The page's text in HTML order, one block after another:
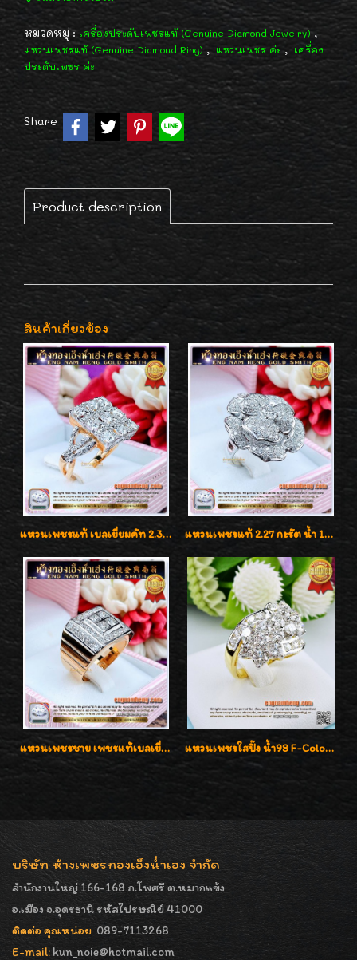
หมวดหมู่ : เครื่องประดับเพชรแท้ (Genuine Diamond Jewelry),
แหวนเพชรแท้ (Genuine Diamond Ring) , แหวนเพชร ค่ะ , เครื่อง
ประดับเพชร ค่ะ
Share
Product description
สินค้าเกี่ยวข้อง
แหวนเพชรแท้ เบลเยี่ยมคัท 2.39 กะรัต น้ำ 98 F-Color/VVS ดีไซน์หน้ากว้างหรูเต็มนิ้ว แหวนเพชรแท้ 2.27 กะรัต น้ำ 100% เบลเยี่ยมคัท ลวดลายดอกกุหลาบหรู
แหวนเพชรชาย เพชรแท้เบลเยี่ยมคัท น้ำ100% D-Color/VVS 2.46 กะรัต แหวนเพชรใสปิ๊ง น้ำ98 F-Color/VVS1 น้ำหนักเพชรรวม 2.56 กะรัต ใส่เต็มนิ้วเพชรเป็นน้ำเป็นเนื้อสวยมากๆค่ะ
บริษัท ห้างเพชรทองเอ็งน่ำเฮง จำกัด
สำนักงานใหญ่ 166-168 ถ.โพศรี ต.หมากแข้ง
อ.เมือง จ.อุดรธานี รหัสไปรษณีย์ 41000
ติดต่อ คุณหน่อย 089-7113268
E-mail: kun_noie@hotmail.com